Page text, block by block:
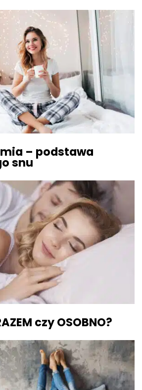
– podstawa
snu
czy OSOBNO?